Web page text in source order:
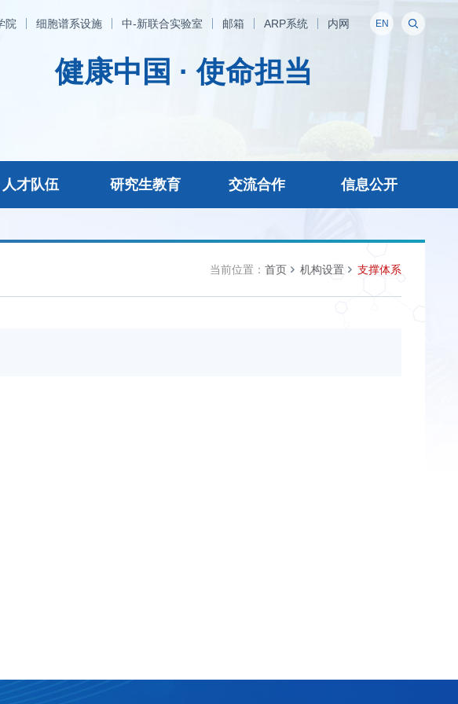
EN
院 细胞谱系设施 中-新联合实验室 邮箱 ARP系统 内网
健康中国 · 使命担当
人才队伍 研究生教育 交流合作 信息公开
当前位置： 首页 机构设置 支撑体系